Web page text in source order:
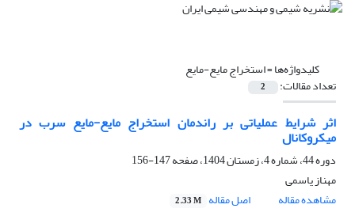
کلیدواژه‌ها =استخراج مایع-مایع
تعداد مقالات: 2
اثر شرایط عملیاتی بر راندمان استخراج مایع-مایع سرب در
میکروکانال
دوره 44، شماره 4، زمستان 1404، صفحه
147-156
مهناز یاسمی
مشاهده مقاله
اصل مقاله 2.33 M